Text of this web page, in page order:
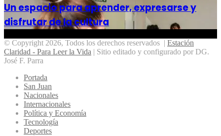
Un espacio para aprender, expresarse y
disfrutar de la cultura
© Copyright 2026, Todos los derechos reservados | Estación
Claridad - Para Leer la Vida | Sitio editado y configurado por DG.
José F. Parra
Portada
San Juan
Nacionales
Internacionales
Política y Economía
Tecnología
Deportes